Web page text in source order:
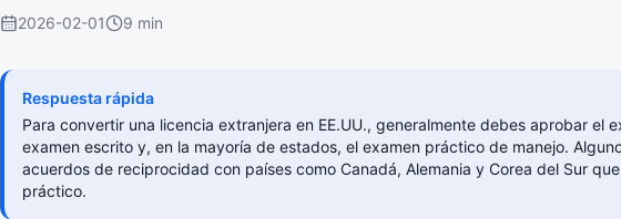
2026-02-01 9 min
Respuesta rápida
Para convertir una licencia extranjera en EE.UU., generalmente debes aprobar el
examen escrito y, en la mayoría de estados, el examen práctico de manejo.
acuerdos de reciprocidad con países como Canadá, Alemania y Corea del Sur
práctico.